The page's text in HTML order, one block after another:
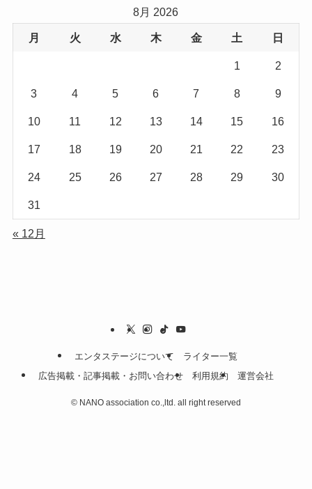
8月 2026
月 火 水 木 金 土 日
1 2
3 4 5 6 7 8 9
10 11 12 13 14 15 16
17 18 19 20 21 22 23
24 25 26 27 28 29 30
31
« 12月
エンタステージについて
ライター一覧
広告掲載・記事掲載・お問い合わせ
利用規約 運営会社
© NANO association co.,ltd. all right reserved